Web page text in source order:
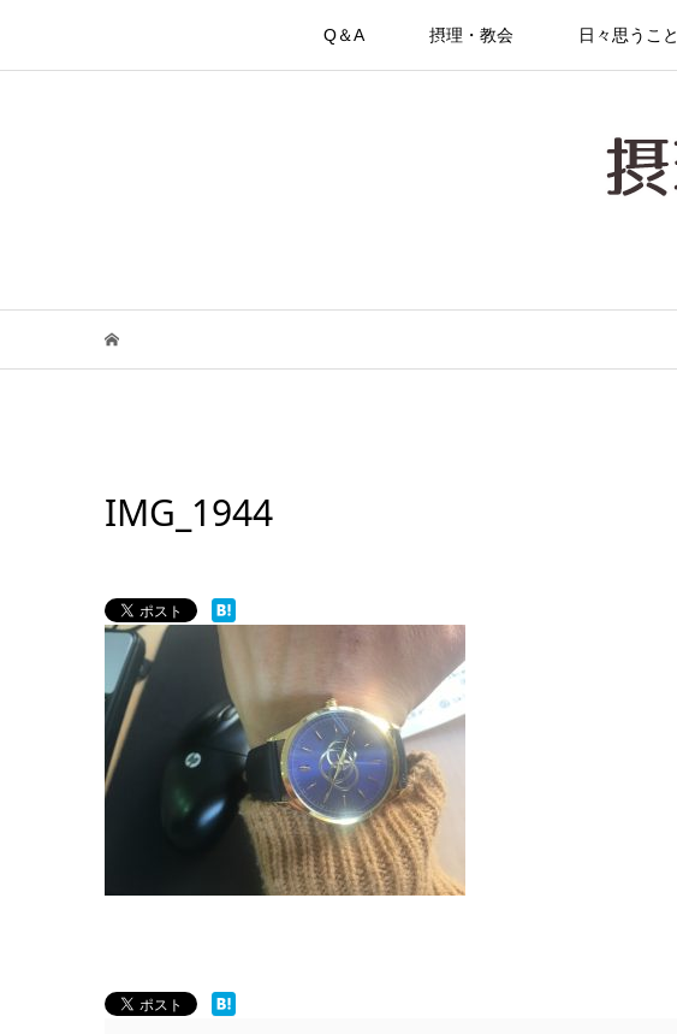
Q＆A 摂理・教会 日々思うこと
IMG_1944